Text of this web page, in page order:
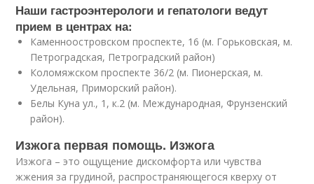
Наши гастроэнтерологи и гепатологи ведут
прием в центрах на:
Каменноостровском проспекте, 16 (м. Горьковская, м.
Петроградская, Петроградский район)
Коломяжском проспекте 36/2 (м. Пионерская, м.
Удельная, Приморский район).
Белы Куна ул., 1, к.2 (м. Международная, Фрунзенский
район).
Изжога первая помощь. Изжога
Изжога – это ощущение дискомфорта или чувства
жжения за грудиной, распространяющегося кверху от